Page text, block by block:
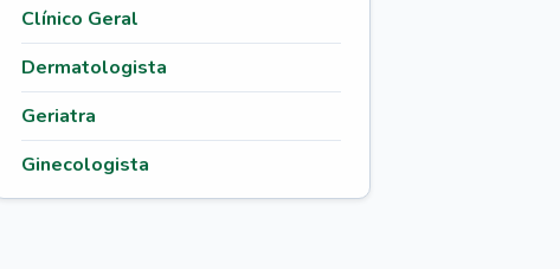
Clínico Geral
Dermatologista
Geriatra
Ginecologista